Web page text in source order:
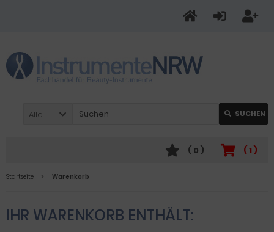
Alle SUCHEN
( 1 )
( 0 )
Startseite Warenkorb
IHR WARENKORB ENTHÄLT: